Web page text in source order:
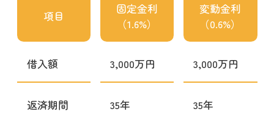
項目
固定金利
（1.6%）
変動金利
（0.6%）
借入額 3,000万円 3,000万円
返済期間 35年 35年